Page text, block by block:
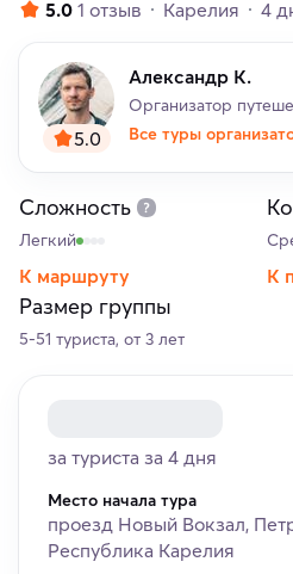
5.0 1 отзыв Карелия 4
5.0
Александр К.
Организатор
Все туры
Сложность
Легкий
К маршруту К
Размер группы
5-51 туриста, от 3 лет
за туриста за 4 дня
Место начала тура
проезд Новый Вокзал,
Республика Карелия